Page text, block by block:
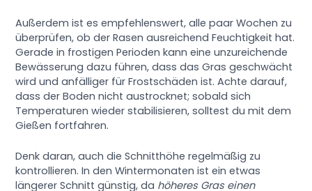
Außerdem ist es empfehlenswert, alle paar Wochen zu
überprüfen, ob der Rasen ausreichend Feuchtigkeit hat.
Gerade in frostigen Perioden kann eine unzureichende
Bewässerung dazu führen, dass das Gras geschwächt
wird und anfälliger für Frostschäden ist. Achte darauf,
dass der Boden nicht austrocknet; sobald sich
Temperaturen wieder stabilisieren, solltest du mit dem
Gießen fortfahren.
Denk daran, auch die Schnitthöhe regelmäßig zu
kontrollieren. In den Wintermonaten ist ein etwas
längerer Schnitt günstig, da höheres Gras einen